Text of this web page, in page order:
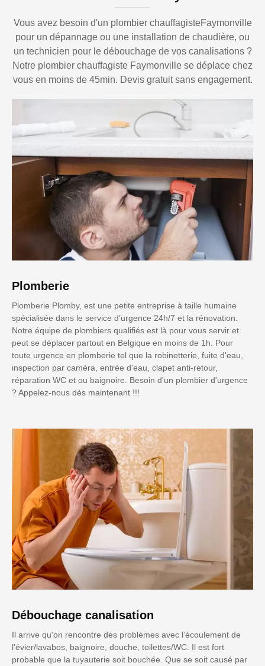
Vous avez besoin d'un plombier chauffagisteFaymonville
pour un dépannage ou une installation de chaudière, ou
un technicien pour le débouchage de vos canalisations ?
Notre plombier chauffagiste Faymonville se déplace chez
vous en moins de 45min. Devis gratuit sans engagement.
Plomberie
Plomberie Plomby, est une petite entreprise à taille humaine
spécialisée dans le service d’urgence 24h/7 et la rénovation.
Notre équipe de plombiers qualifiés est là pour vous servir et
peut se déplacer partout en Belgique en moins de 1h. Pour
toute urgence en plomberie tel que la robinetterie, fuite d'eau,
inspection par caméra, entrée d'eau, clapet anti-retour,
réparation WC et ou baignoire. Besoin d'un plombier d'urgence
? Appelez-nous dès maintenant !!!
Débouchage canalisation
Il arrive qu'on rencontre des problèmes avec l’écoulement de
l’évier/lavabos, baignoire, douche, toilettes/WC. Il est fort
probable que la tuyauterie soit bouchée. Que se soit causé par